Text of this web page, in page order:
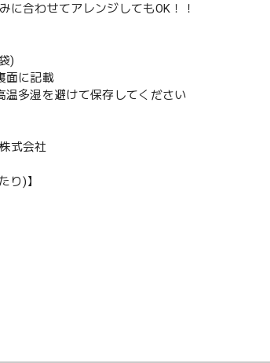
に合わせてアレンジしてもOK！！
)
面に記載
多湿を避けて保存してください
式会社
り)】